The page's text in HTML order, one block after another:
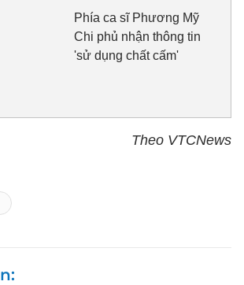
Phía ca sĩ Phương Mỹ
Chi phủ nhận thông tin
'sử dụng chất cấm'
Theo VTCNews